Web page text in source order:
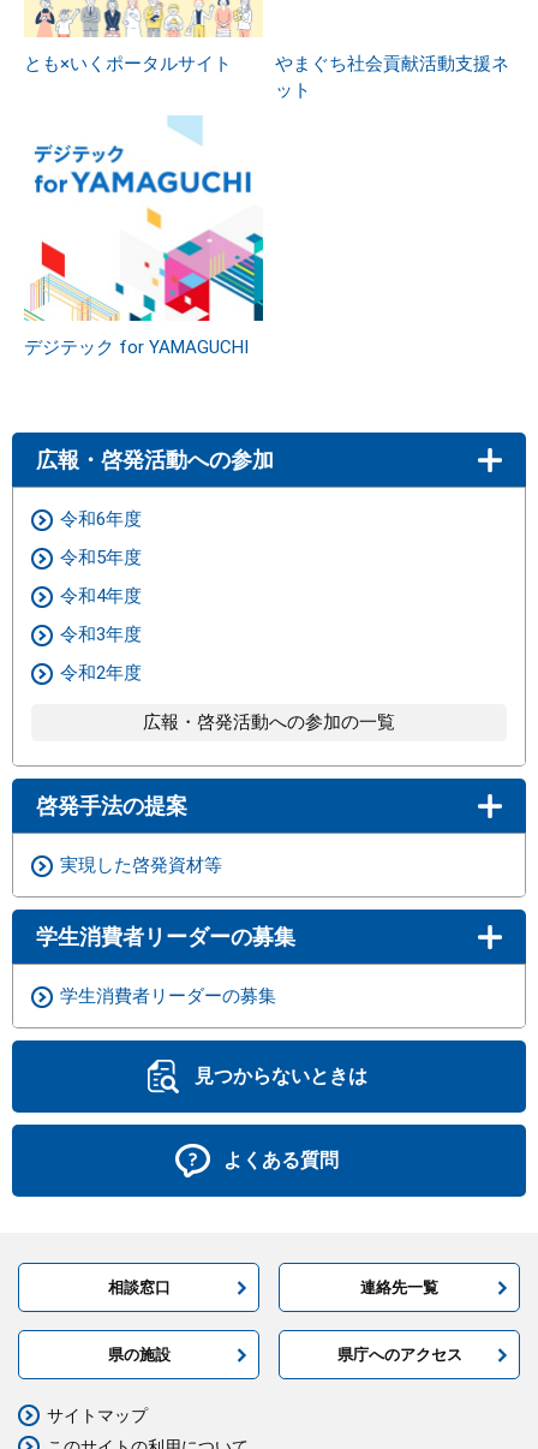
とも×いくポータルサイト
やまぐち社会貢献活動支援ネ
ット
デジテック for YAMAGUCHI
広報・啓発活動への参加
令和6年度
令和5年度
令和4年度
令和3年度
令和2年度
広報・啓発活動への参加の一覧
啓発手法の提案
実現した啓発資材等
学生消費者リーダーの募集
学生消費者リーダーの募集
見つからないときは
よくある質問
相談窓口 連絡先一覧
県の施設 県庁へのアクセス
サイトマップ